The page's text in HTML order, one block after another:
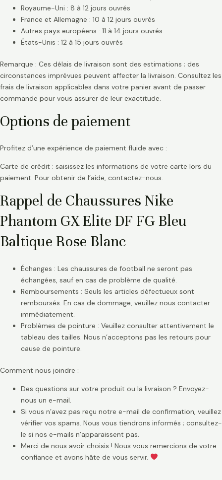
Royaume-Uni : 8 à 12 jours ouvrés
France et Allemagne : 10 à 12 jours ouvrés
Autres pays européens : 11 à 14 jours ouvrés
États-Unis : 12 à 15 jours ouvrés
Remarque : Ces délais de livraison sont des estimations ; des
circonstances imprévues peuvent affecter la livraison. Consultez les
frais de livraison applicables dans votre panier avant de passer
commande pour vous assurer de leur exactitude.
Options de paiement
Profitez d’une expérience de paiement fluide avec :
Carte de crédit : saisissez les informations de votre carte lors du
paiement. Pour obtenir de l’aide, contactez-nous.
Rappel de Chaussures Nike
Phantom GX Elite DF FG Bleu
Baltique Rose Blanc
Échanges : Les chaussures de football ne seront pas
échangées, sauf en cas de problème de qualité.
Remboursements : Seuls les articles défectueux sont
remboursés. En cas de dommage, veuillez nous contacter
immédiatement.
Problèmes de pointure : Veuillez consulter attentivement le
tableau des tailles. Nous n’acceptons pas les retours pour
cause de pointure.
Comment nous joindre :
Des questions sur votre produit ou la livraison ? Envoyez-
nous un e-mail.
Si vous n’avez pas reçu notre e-mail de confirmation, veuillez
vérifier vos spams. Nous vous tiendrons informés ; consultez-
le si nos e-mails n’apparaissent pas.
Merci de nous avoir choisis ! Nous vous remercions de votre
confiance et avons hâte de vous servir.